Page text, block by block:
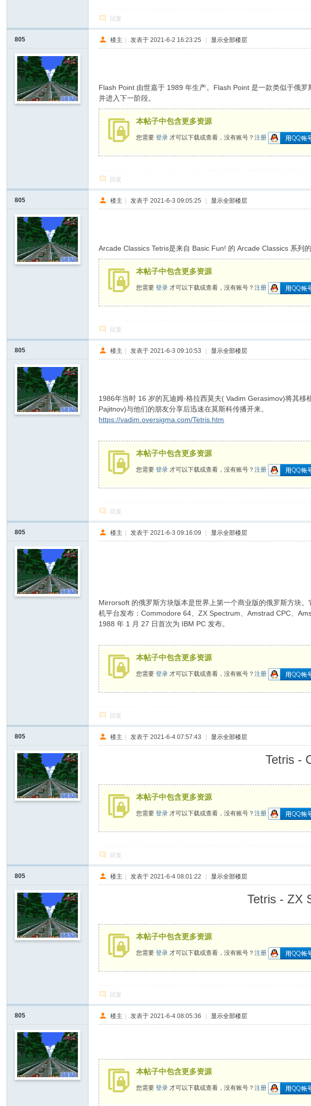
回复
805 楼主 | 发表于 2021-6-2 16:23:25 | 显示全部楼层
Flash Point 由世嘉于 1989 年生产。Flash Point 是一款类似于俄
并进入下一阶段。
本帖子中包含更多资源
您需要登录 才可以下载或查看，没有账号？注册
回复
805 楼主 | 发表于 2021-6-3 09:05:25 | 显示全部楼层
Arcade Classics Tetris是来自 Basic Fun! 的 Arcade Classics 系列
本帖子中包含更多资源
您需要登录 才可以下载或查看，没有账号？注册
回复
805 楼主 | 发表于 2021-6-3 09:10:53 | 显示全部楼层
1986年当时 16 岁的瓦迪姆·格拉西莫夫( Vadim Gerasimov)将其
Pajitnov)与他们的朋友分享后迅速在莫斯科传播开来。
https://vadim.oversigma.com/Tetris.htm
本帖子中包含更多资源
您需要登录 才可以下载或查看，没有账号？注册
回复
805 楼主 | 发表于 2021-6-3 09:16:09 | 显示全部楼层
Mirrorsoft 的俄罗斯方块版本是世界上第一个商业版的俄罗斯方块
机平台发布：Commodore 64、ZX Spectrum、Amstrad CPC、
1988 年 1 月 27 日首次为 IBM PC 发布。
本帖子中包含更多资源
您需要登录 才可以下载或查看，没有账号？注册
回复
805 楼主 | 发表于 2021-6-4 07:57:43 | 显示全部楼层
Tetris -
本帖子中包含更多资源
您需要登录 才可以下载或查看，没有账号？注册
回复
805 楼主 | 发表于 2021-6-4 08:01:22 | 显示全部楼层
Tetris - ZX
本帖子中包含更多资源
您需要登录 才可以下载或查看，没有账号？注册
回复
805 楼主 | 发表于 2021-6-4 08:05:36 | 显示全部楼层
本帖子中包含更多资源
您需要登录 才可以下载或查看，没有账号？注册